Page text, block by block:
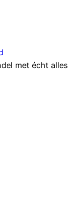
met écht